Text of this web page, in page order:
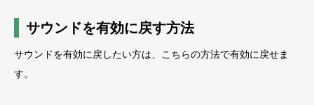
サウンドを有効に戻す方法
サウンドを有効に戻したい方は、こちらの方法で有効に戻せま
す。